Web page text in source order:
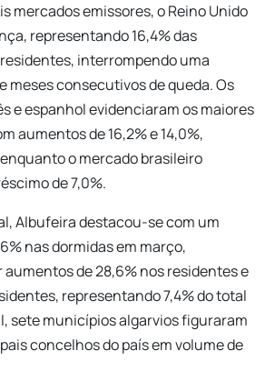
mercados emissores, o Reino Unido
representando 16,4% das
interrompendo uma
meses consecutivos de queda. Os
e espanhol evidenciaram os maiores
aumentos de 16,2% e 14,0%,
o mercado brasileiro
de 7,0%.
Albufeiradestacou-se com um
nas dormidas em março,
de 28,6% nos residentes e
representando 7,4% do total
sete municípios algarvios figuraram
concelhos do país em volume de